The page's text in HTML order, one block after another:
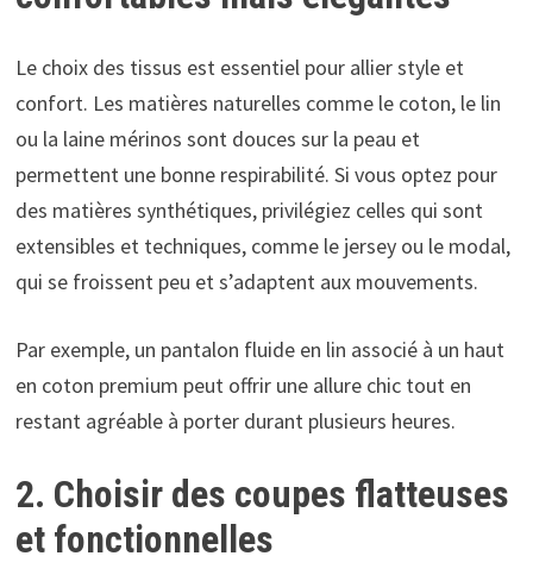
Le choix des tissus est essentiel pour allier style et
confort. Les matières naturelles comme le coton, le lin
ou la laine mérinos sont douces sur la peau et
permettent une bonne respirabilité. Si vous optez pour
des matières synthétiques, privilégiez celles qui sont
extensibles et techniques, comme le jersey ou le modal,
qui se froissent peu et s’adaptent aux mouvements.
Par exemple, un pantalon fluide en lin associé à un haut
en coton premium peut offrir une allure chic tout en
restant agréable à porter durant plusieurs heures.
2. Choisir des coupes flatteuses
et fonctionnelles